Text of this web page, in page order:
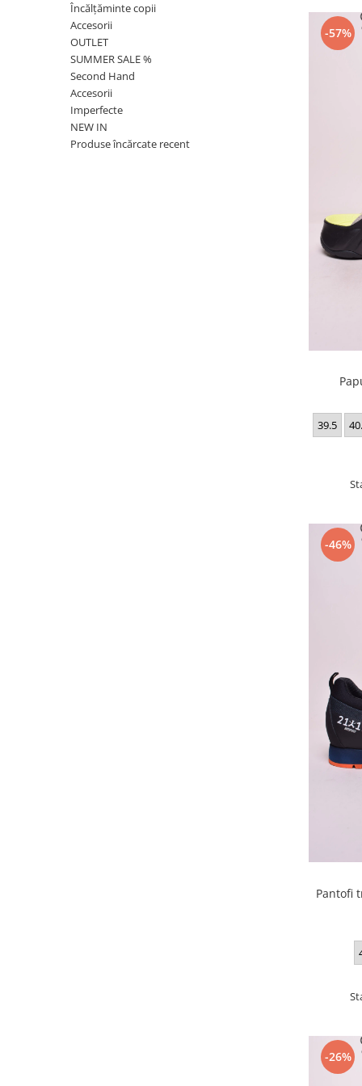
Încălțăminte copii
Accesorii
OUTLET
SUMMER SALE %
Second Hand
Accesorii
Imperfecte
NEW IN
Produse încărcate recent
-57%
39.5
-46%
Pantofi
-26%